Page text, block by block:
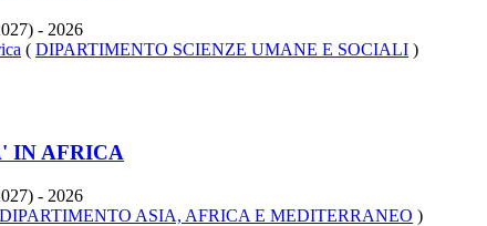
- 2026
( DIPARTIMENTO SCIENZE UMANE E SOCIALI )
IN AFRICA
- 2026
DIPARTIMENTO ASIA, AFRICA E MEDITERRANEO )